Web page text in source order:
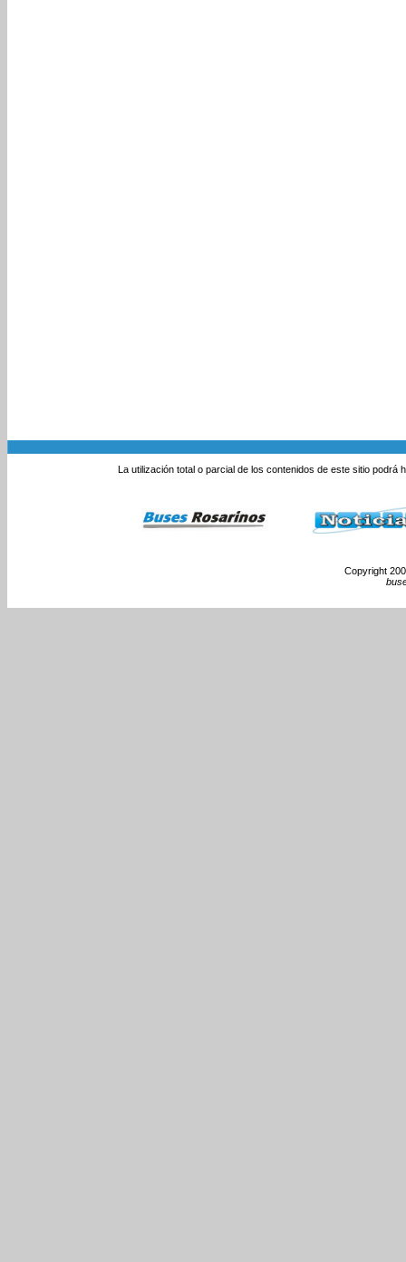
La utilización total o parcial de los contenidos de este sitio
Copyright